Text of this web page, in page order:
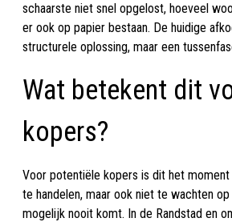
schaarste niet snel opgelost, hoeveel
er ook op papier bestaan. De huidige
structurele oplossing, maar een
Wat betekent dit
kopers?
Voor potentiële kopers is dit het moment
te handelen, maar ook niet te wachten
mogelijk nooit komt. In de Randstad en